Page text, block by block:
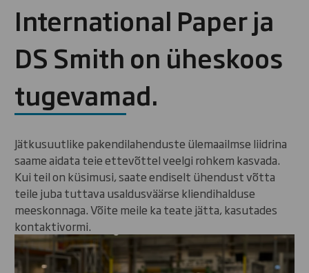
International Paper ja
DS Smith on üheskoos
tugevamad.
Jätkusuutlike pakendilahenduste ülemaailmse liidrina
saame aidata teie ettevõttel veelgi rohkem kasvada.
Kui teil on küsimusi, saate endiselt ühendust võtta
teile juba tuttava usaldusväärse kliendihalduse
meeskonnaga. Võite meile ka teate jätta, kasutades
kontaktivormi.